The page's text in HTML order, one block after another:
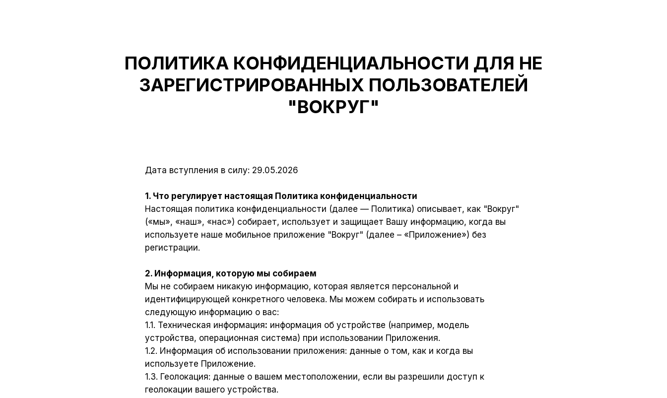
ПОЛИТИКА КОНФИДЕНЦИАЛЬНОСТИ ДЛЯ НЕ
ЗАРЕГИСТРИРОВАННЫХ ПОЛЬЗОВАТЕЛЕЙ
"ВОКРУГ"
Дата вступления в силу: 29.05.2026
1. Что регулирует настоящая Политика конфиденциальности
Настоящая политика конфиденциальности (далее — Политика) описывает, как "Вокруг"
(«мы», «наш», «нас») собирает, использует и защищает Вашу информацию, когда вы
используете наше мобильное приложение "Вокруг" (далее – «Приложение») без
регистрации.
2. Информация, которую мы собираем
Мы не собираем никакую информацию, которая является персональной и
идентифицирующей конкретного человека. Мы можем собирать и использовать
следующую информацию о вас:
1.1. Техническая информация: информация об устройстве (например, модель
устройства, операционная система) при использовании Приложения.
1.2. Информация об использовании приложения: данные о том, как и когда вы
используете Приложение.
1.3. Геолокация: данные о вашем местоположении, если вы разрешили доступ к
геолокации вашего устройства.